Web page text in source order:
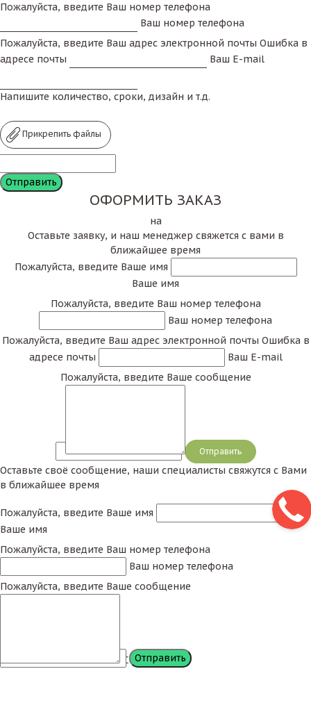
Пожалуйста, введите Ваш номер телефона
Ваш номер телефона
Пожалуйста, введите Ваш адрес электронной почты Ошибка в
адресе почты
Ваш E-mail
Напишите количество, сроки, дизайн и т.д.
Прикрепить файлы
ОФОРМИТЬ ЗАКАЗ
на
Оставьте заявку, и наш менеджер свяжется с вами в
ближайшее время
Пожалуйста, введите Ваше имя
Ваше имя
Пожалуйста, введите Ваш номер телефона
Ваш номер телефона
Пожалуйста, введите Ваш адрес электронной почты Ошибка в
адресе почты
Ваш E-mail
Пожалуйста, введите Ваше сообщение
Сообщение
Оставьте своё сообщение, наши специалисты свяжутся с Вами
в ближайшее время
Пожалуйста, введите Ваше имя
Ваше имя
Пожалуйста, введите Ваш номер телефона
Ваш номер телефона
Пожалуйста, введите Ваше сообщение
Сообщение